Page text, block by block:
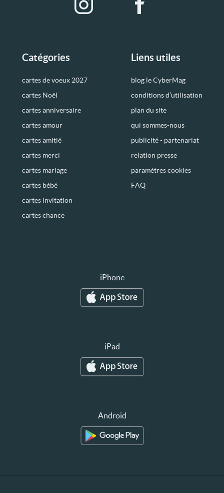
Catégories
cartes de voeux 2027
cartes Noël
cartes anniversaire
cartes amour
cartes amitié
cartes merci
cartes mariage
cartes bébé
cartes invitation
cartes chance
Liens utiles
blog le CyberMag
conditions d’utilisation
plan du site
qui sommes-nous
publicité - partenariat
relation presse
paramètres cookies
FAQ
iPhone
iPad
Android